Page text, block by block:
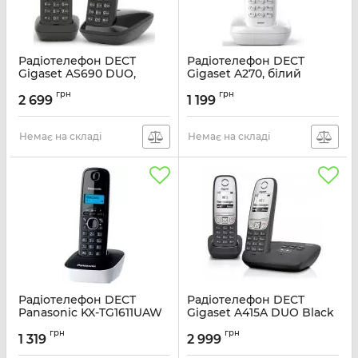
Радіотелефон DECT
Gigaset AS690 DUO,
Артикул:
2 699 грн
Немає на складі
Радіотелефон DECT
Gigaset A270, білий
1 199 грн
Немає на складі
Радіотелефон DECT
Panasonic KX-TG1611UAW
Артикул:
1 319 грн
Радіотелефон DECT
Gigaset A415A DUO Black
2 999 грн